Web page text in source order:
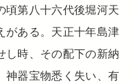
頃第八十六代後堀河天
がある。天正十年島津
し時、その配下の新納
神器宝物悉く失い、有